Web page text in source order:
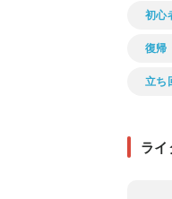
初心
復帰
立ち
ラ